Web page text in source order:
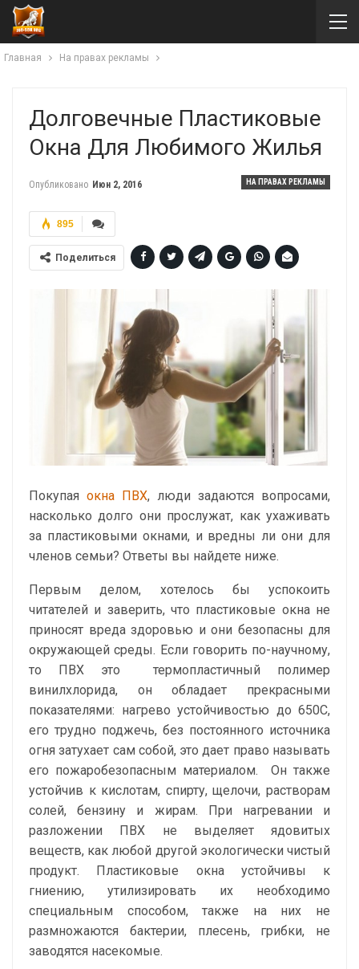
Главная На правах рекламы
Долговечные Пластиковые
Окна Для Любимого Жилья
НА ПРАВАХ РЕКЛАМЫ
Опубликовано Июн 2, 2016
895
Поделиться
Покупая окна ПВХ, люди задаются вопросами,
насколько долго они прослужат, как ухаживать
за пластиковыми окнами, и вредны ли они для
членов семьи? Ответы вы найдете ниже.
Первым делом, хотелось бы успокоить
читателей и заверить, что пластиковые окна не
приносят вреда здоровью и они безопасны для
окружающей среды. Если говорить по-научному,
то ПВХ это термопластичный полимер
винилхлорида, он обладает прекрасными
показателями: нагрево устойчивостью до 650С,
его трудно поджечь, без постоянного источника
огня затухает сам собой, это дает право называть
его пожаробезопасным материалом. Он также
устойчив к кислотам, спирту, щелочи, растворам
солей, бензину и жирам. При нагревании и
разложении ПВХ не выделяет ядовитых
веществ, как любой другой экологически чистый
продукт. Пластиковые окна устойчивы к
гниению, утилизировать их необходимо
специальным способом, также на них не
размножаются бактерии, плесень, грибки, не
заводятся насекомые.